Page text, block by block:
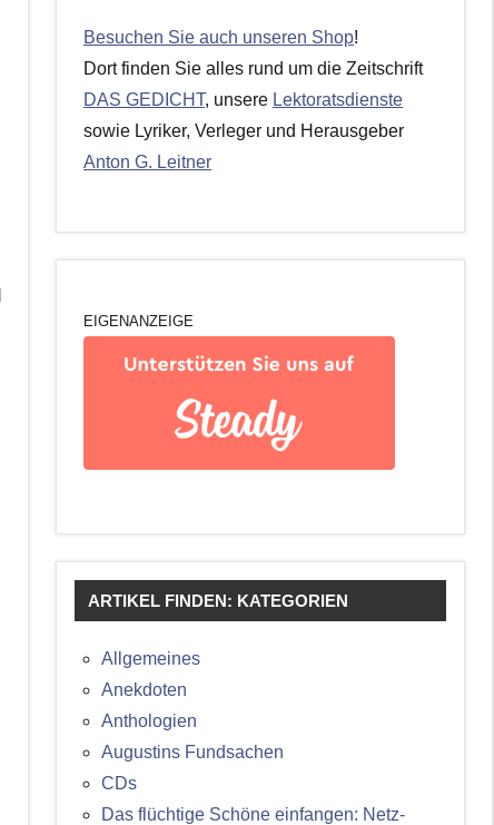
Besuchen Sie auch unseren Shop!
Dort finden Sie alles rund um die Zeitschrift
DAS GEDICHT, unsere Lektoratsdienste
sowie Lyriker, Verleger und Herausgeber
Anton G. Leitner
EIGENANZEIGE
ARTIKEL FINDEN: KATEGORIEN
Allgemeines
Anekdoten
Anthologien
Augustins Fundsachen
CDs
Das flüchtige Schöne einfangen: Netz-